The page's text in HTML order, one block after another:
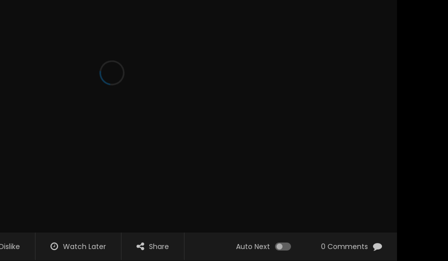
Watch Later Share Auto Next 0 Comments